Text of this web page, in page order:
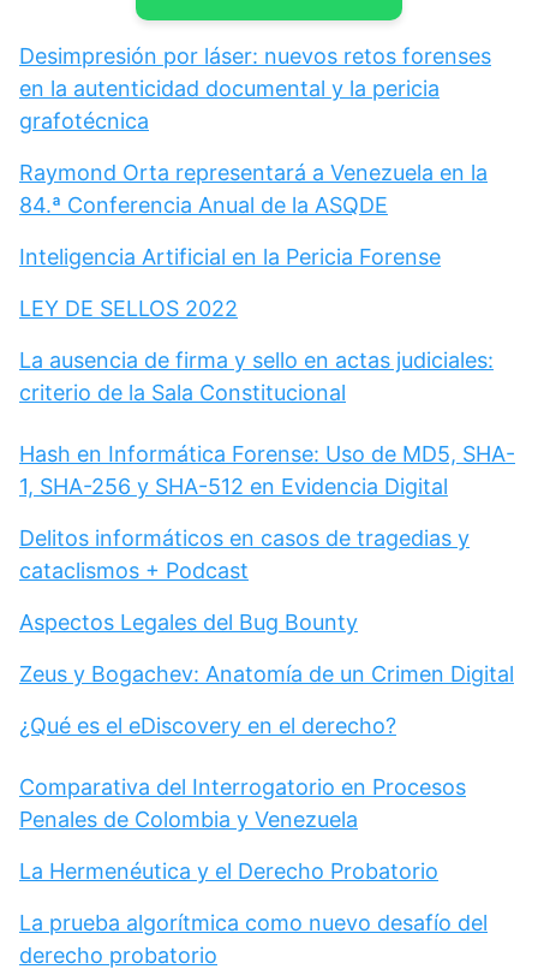
Desimpresión por láser: nuevos retos forenses
en la autenticidad documental y la pericia
grafotécnica
Raymond Orta representará a Venezuela en la
84.ª Conferencia Anual de la ASQDE
Inteligencia Artificial en la Pericia Forense
LEY DE SELLOS 2022
La ausencia de firma y sello en actas judiciales:
criterio de la Sala Constitucional
Hash en Informática Forense: Uso de MD5, SHA-
1, SHA-256 y SHA-512 en Evidencia Digital
Delitos informáticos en casos de tragedias y
cataclismos + Podcast
Aspectos Legales del Bug Bounty
Zeus y Bogachev: Anatomía de un Crimen Digital
¿Qué es el eDiscovery en el derecho?
Comparativa del Interrogatorio en Procesos
Penales de Colombia y Venezuela
La Hermenéutica y el Derecho Probatorio
La prueba algorítmica como nuevo desafío del
derecho probatorio